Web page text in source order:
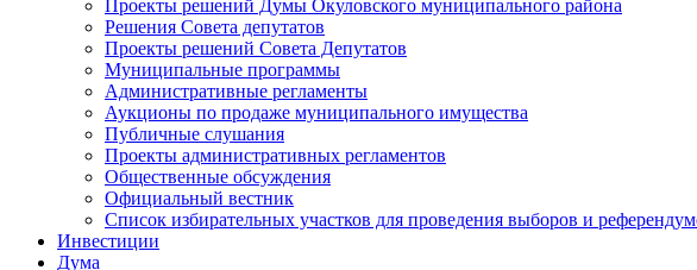
Проекты решений Думы Окуловского муниципального района
Решения Совета депутатов
Проекты решений Совета Депутатов
Муниципальные программы
Административные регламенты
Аукционы по продаже муниципального имущества
Публичные слушания
Проекты административных регламентов
Общественные обсуждения
Официальный вестник
Список избирательных участков для проведения выборов и
Инвестиции
Дума